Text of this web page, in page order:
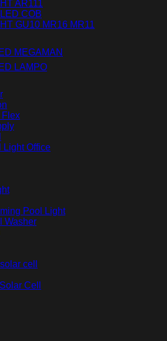
AR111
COB
GU10 MR16 MR11
MEGAMAN
LAMPO
Flex
Light Office
Pool Light
Washer
cell
Cell